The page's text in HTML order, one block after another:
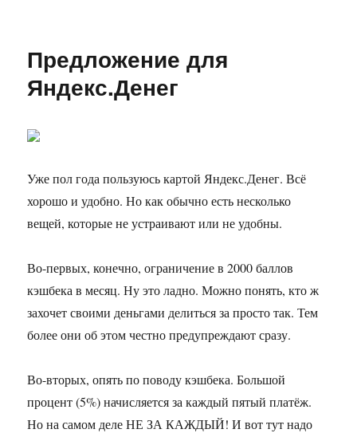
пожарные?
Предложение для
Яндекс.Денег
Уже пол года пользуюсь картой Яндекс.Денег. Всё
хорошо и удобно. Но как обычно есть несколько
вещей, которые не устраивают или не удобны.
Во-первых, конечно, ограничение в 2000 баллов
кэшбека в месяц. Ну это ладно. Можно понять, кто ж
захочет своими деньгами делиться за просто так. Тем
более они об этом честно предупреждают сразу.
Во-вторых, опять по поводу кэшбека. Большой
процент (5%) начисляется за каждый пятый платёж.
Но на самом деле НЕ ЗА КАЖДЫЙ! И вот тут надо